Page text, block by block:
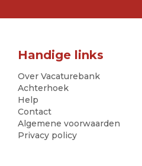
Handige links
Over Vacaturebank
Achterhoek
Help
Contact
Algemene voorwaarden
Privacy policy